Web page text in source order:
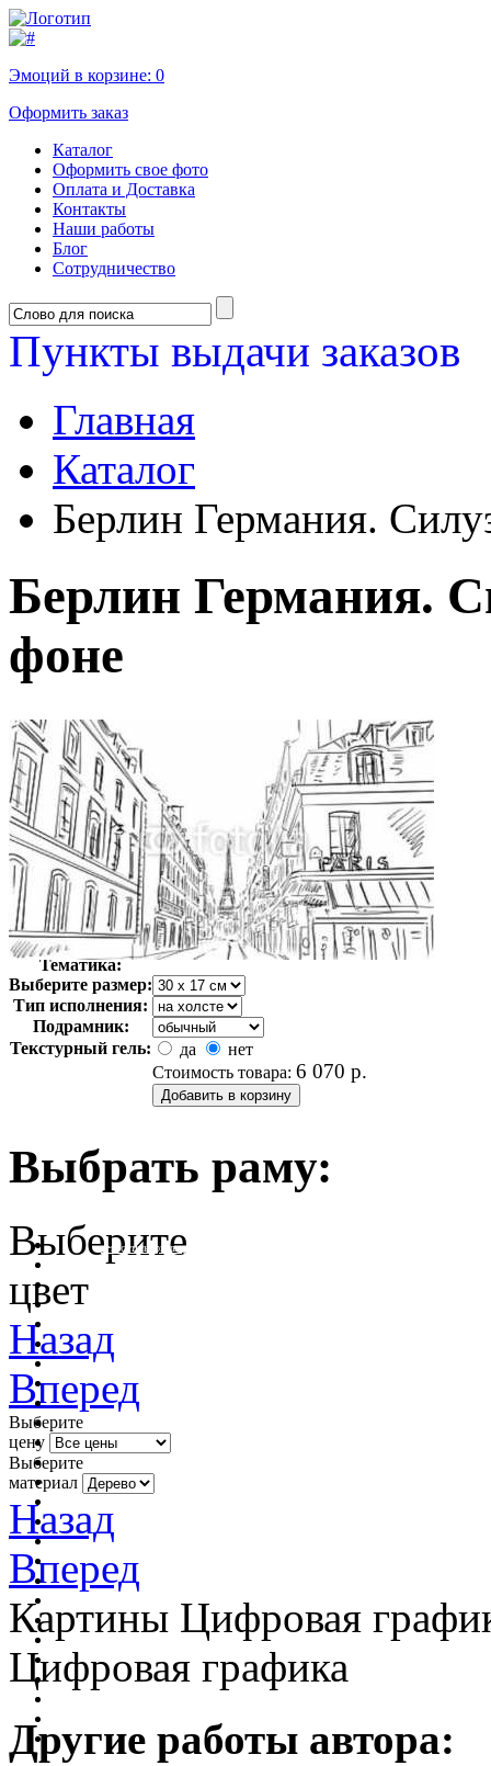
Эмоций в корзине: 0
Оформить заказ
Каталог
Оформить свое фото
Оплата и Доставка
Контакты
Наши работы
Блог
Сотрудничество
Пункты выдачи заказов
Главная
Каталог
Берлин Германия.
Берлин Германия.
фоне
Автор:
Неизвестно
Арт-стиль
Ретро-Фотографии
Тематика:
Выберите размер:
Тип исполнения:
Подрамник:
Текстурный гель:
да
нет
Стоимость товара: 6 070 р.
Выбрать раму:
очистить фильтр цвета
Выберите
цвет
Назад
Вперед
Выберите
цену
Выберите
материал
Назад
Вперед
Картины Цифровая
Цифровая графика
Другие работы автора: